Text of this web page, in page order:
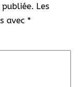
Les
avec *